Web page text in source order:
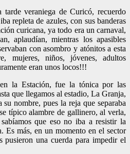
veraniega de Curicó, recuerdo
repleta de azules, con sus banderas
curicana, ya todo era un carnaval,
aplaudían, mientras los apasibles
con asombro y atónitos a esta
mujeres, niños, jóvenes, adultos
eran unos locos!!!
la Estación, fue la tónica por las
que llegamos al estadio, La Granja,
nombre, pues la reja que separaba
típico alambre de gallinero, al verla,
que eso no iba a resistir la
Es más, en un momento en el sector
una cuerda para impedir el